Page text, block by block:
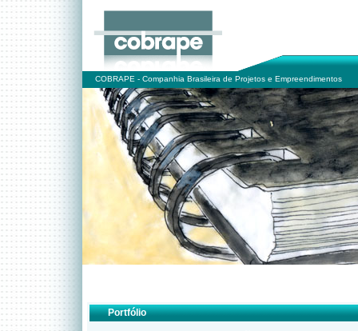
COBRAPE - Companhia Brasileira de Projetos e Empreendimentos
Portfólio